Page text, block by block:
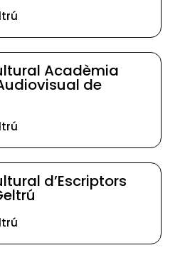
Acadèmia
de
d’Escriptors